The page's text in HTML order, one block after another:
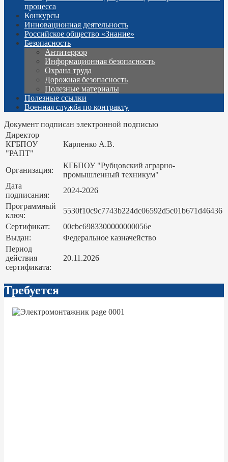
процесса
Конкурсы
Инновационная деятельность
Российское общество «Знание»
Безопасность
Антитеррор
Информационная безопасность
Охрана труда
Дорожная безопасность
Полезные материалы
Полезные ссылки
Военная служба по контракту
Документ подписан электронной подписью
Директор
КГБПОУ
"РАПТ"
Карпенко А.В.
Организация:
КГБПОУ "Рубцовский аграрно-
промышленный техникум"
Дата
подписания:
2024-2026
Программный
ключ:
5530f10c9c7743b224dc06592d5c01b671d46436
Сертификат:
00cbc6983300000000056e
Выдан:
Федеральное казначейство
Период
действия
сертификата:
20.11.2026
Требуется